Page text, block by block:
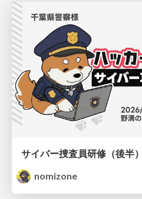
サイバー捜査員研修（後半）
nomizone